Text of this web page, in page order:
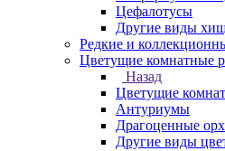
Цефалотусы
Другие виды
Редкие и
Цветущие комнатные
Назад
Цветущие
Антуриумы
Драгоценные
Другие виды